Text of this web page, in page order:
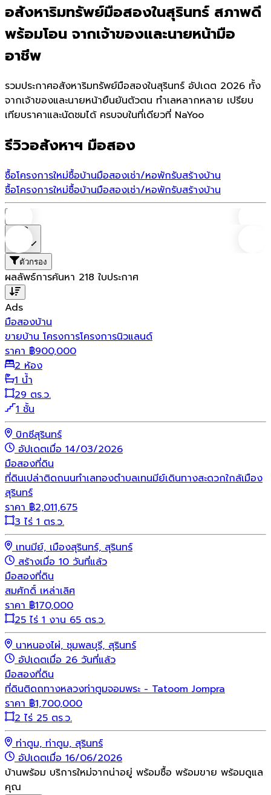
อสังหาริมทรัพย์มือสองในสุรินทร์ สภาพดี
พร้อมโอน จากเจ้าของและนายหน้ามือ
อาชีพ
รวมประกาศอสังหาริมทรัพย์มือสองในสุรินทร์ อัปเดต 2026 ทั้ง
จากเจ้าของและนายหน้ายืนยันตัวตน ทำเลหลากหลาย เปรียบ
เทียบราคาและนัดชมได้ ครบจบในที่เดียวที่ NaYoo
รีวิวอสังหาฯ มือสอง
ซื้อโครงการใหม่ซื้อบ้านมือสองเช่า/หอพักรับสร้างบ้าน
ซื้อโครงการใหม่ซื้อบ้านมือสองเช่า/หอพักรับสร้างบ้าน
ตัวกรอง
ผลลัพธ์การค้นหา 218 ใบประกาศ
Ads
มือสองบ้าน
ขายบ้าน โครงการโครงการนิวแลนด์
ราคา ฿900,000
2 ห้อง
1 น้ำ
29 ตร.ว.
1 ชั้น
บิกซีสุรินทร์
อัปเดตเมื่อ 14/03/2026
มือสองที่ดิน
ที่ดินเปล่าติดถนนทำเลทองตำบลเทนมีย์เดินทางสะดวกใกล้เมือง
สุรินทร์
ราคา ฿2,011,675
3 ไร่ 1 ตร.ว.
เทนมีย์, เมืองสุรินทร์, สุรินทร์
สร้างเมื่อ 10 วันที่แล้ว
มือสองที่ดิน
สมศักดิ์ เหล่าเลิศ
ราคา ฿170,000
25 ไร่ 1 งาน 65 ตร.ว.
นาหนองไผ่, ชุมพลบุรี, สุรินทร์
อัปเดตเมื่อ 26 วันที่แล้ว
มือสองที่ดิน
ที่ดินติดถทางหลวงท่าตูมจอมพระ - Tatoom Jompra
ราคา ฿1,700,000
2 ไร่ 25 ตร.ว.
ท่าตูม, ท่าตูม, สุรินทร์
อัปเดตเมื่อ 16/06/2026
บ้านพร้อม บริการใหม่จากน่าอยู่ พร้อมซื้อ พร้อมขาย พร้อมดูแล
คุณ